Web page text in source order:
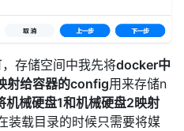
存储空间中我先将docker中
射给容器的config用来存储n
机械硬盘1和机械硬盘2映射
装载目录的时候只需要将媒